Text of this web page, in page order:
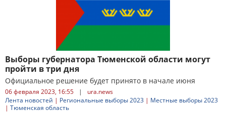
Выборы губернатора Тюменской области могут
пройти в три дня
Официальное решение будет принято в начале июня
06 февраля 2023, 16:55 |
ura.news
Лента новостей | Региональные выборы 2023 | Местные выборы 2023
| Тюменская область